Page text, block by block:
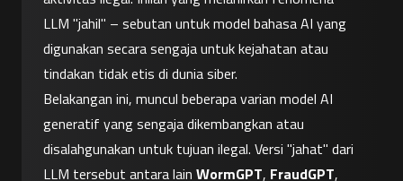
LLM "jahil" – sebutan untuk model bahasa AI yang
digunakan secara sengaja untuk kejahatan atau
tindakan tidak etis di dunia siber.
Belakangan ini, muncul beberapa varian model AI
generatif yang sengaja dikembangkan atau
disalahgunakan untuk tujuan ilegal. Versi "jahat" dari
LLM tersebut antara lain WormGPT, FraudGPT,